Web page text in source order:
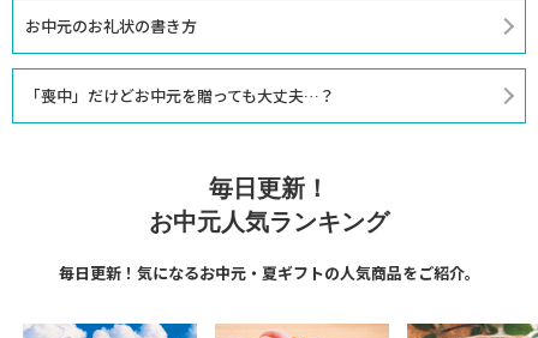
お中元のお礼状の書き方
「喪中」だけどお中元を贈っても大丈夫…？
毎日更新！
お中元人気ランキング
毎日更新！気になるお中元・夏ギフトの人気商品をご紹介。